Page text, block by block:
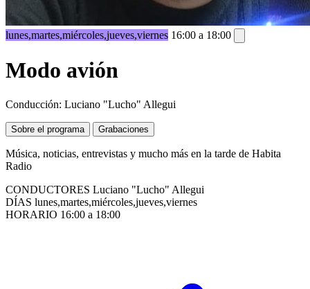
lunes,martes,miércoles,jueves,viernes 16:00 a 18:00
Modo avión
Conducción: Luciano "Lucho" Allegui
Sobre el programa Grabaciones
Música, noticias, entrevistas y mucho más en la tarde de Habita
Radio
CONDUCTORES Luciano "Lucho" Allegui
DÍAS lunes,martes,miércoles,jueves,viernes
HORARIO 16:00 a 18:00